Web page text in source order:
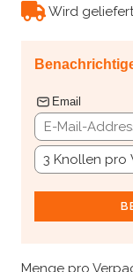
Wird
Email
Menge pro